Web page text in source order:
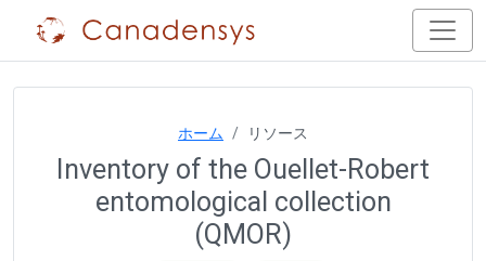
ホーム リソース
Inventory of the Ouellet-Robert
entomological collection
(QMOR)